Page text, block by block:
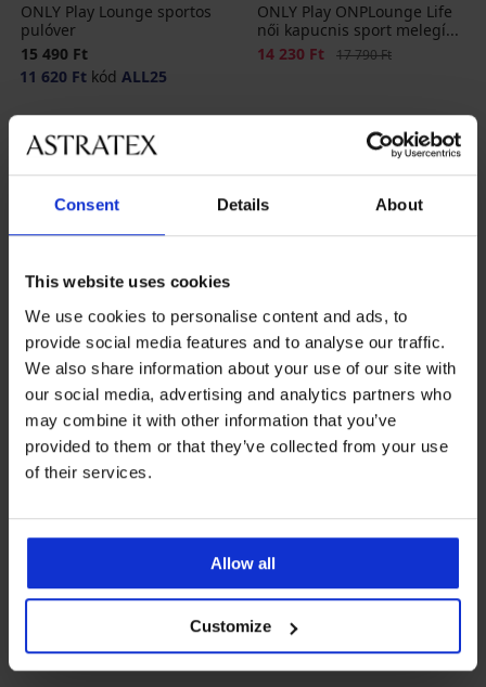
Consent Details About
This website uses cookies
We use cookies to personalise content and ads, to
provide social media features and to analyse our traffic.
We also share information about your use of our site with
our social media, advertising and analytics partners who
may combine it with other information that you’ve
provided to them or that they’ve collected from your use
of their services.
Allow all
Customize
ONLY Play Lounge sportos
pulóver
15 490 Ft
11 620 Ft kód ALL25
ONLY Play ONPLounge Life
női kapucnis sport melegí...
Kedvezmény
14 230 Ft Eredeti ár
17 790 Ft
-25 % ALL25 -25 % ALL25
15 490 Ft